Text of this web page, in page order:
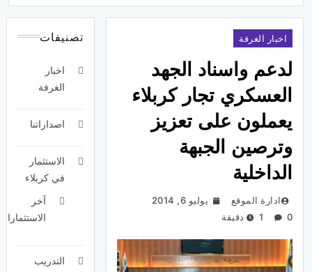
اخبار الغرفة
لدعم واسناد الجهد
العسكري تجار كربلاء
يعملون على تعزيز
وترصين الجبهة
الداخلية
ادارة الموقع
يوليو 6, 2014
0
1 دقيقة
تصنيفات
اخبار
الغرفة
اصداراتنا
الاستثمار
في كربلاء
آخر
التدريب